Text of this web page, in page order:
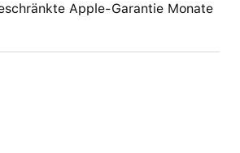
Apple-Garantie Monate